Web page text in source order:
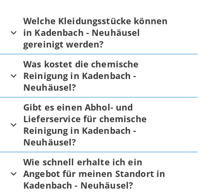
Welche Kleidungsstücke können
in Kadenbach - Neuhäusel
gereinigt werden?
Was kostet die chemische
Reinigung in Kadenbach -
Neuhäusel?
Gibt es einen Abhol- und
Lieferservice für chemische
Reinigung in Kadenbach -
Neuhäusel?
Wie schnell erhalte ich ein
Angebot für meinen Standort in
Kadenbach - Neuhäusel?